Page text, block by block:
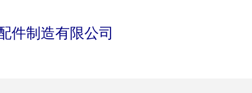
件制造有限公司